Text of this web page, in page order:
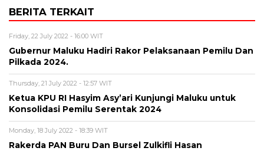
BERITA TERKAIT
Friday, 22 July 2022 - 16:00 WIT
Gubernur Maluku Hadiri Rakor Pelaksanaan Pemilu Dan
Pilkada 2024.
Thursday, 21 July 2022 - 12:57 WIT
Ketua KPU RI Hasyim Asy’ari Kunjungi Maluku untuk
Konsolidasi Pemilu Serentak 2024
Monday, 18 July 2022 - 18:39 WIT
Rakerda PAN Buru Dan Bursel Zulkifli Hasan